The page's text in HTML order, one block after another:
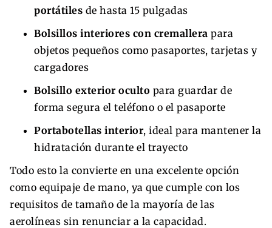
portátiles de hasta 15 pulgadas
Bolsillos interiores con cremallera para
objetos pequeños como pasaportes, tarjetas y
cargadores
Bolsillo exterior oculto para guardar de
forma segura el teléfono o el pasaporte
Portabotellas interior, ideal para mantener la
hidratación durante el trayecto
Todo esto la convierte en una excelente opción
como equipaje de mano, ya que cumple con los
requisitos de tamaño de la mayoría de las
aerolíneas sin renunciar a la capacidad.